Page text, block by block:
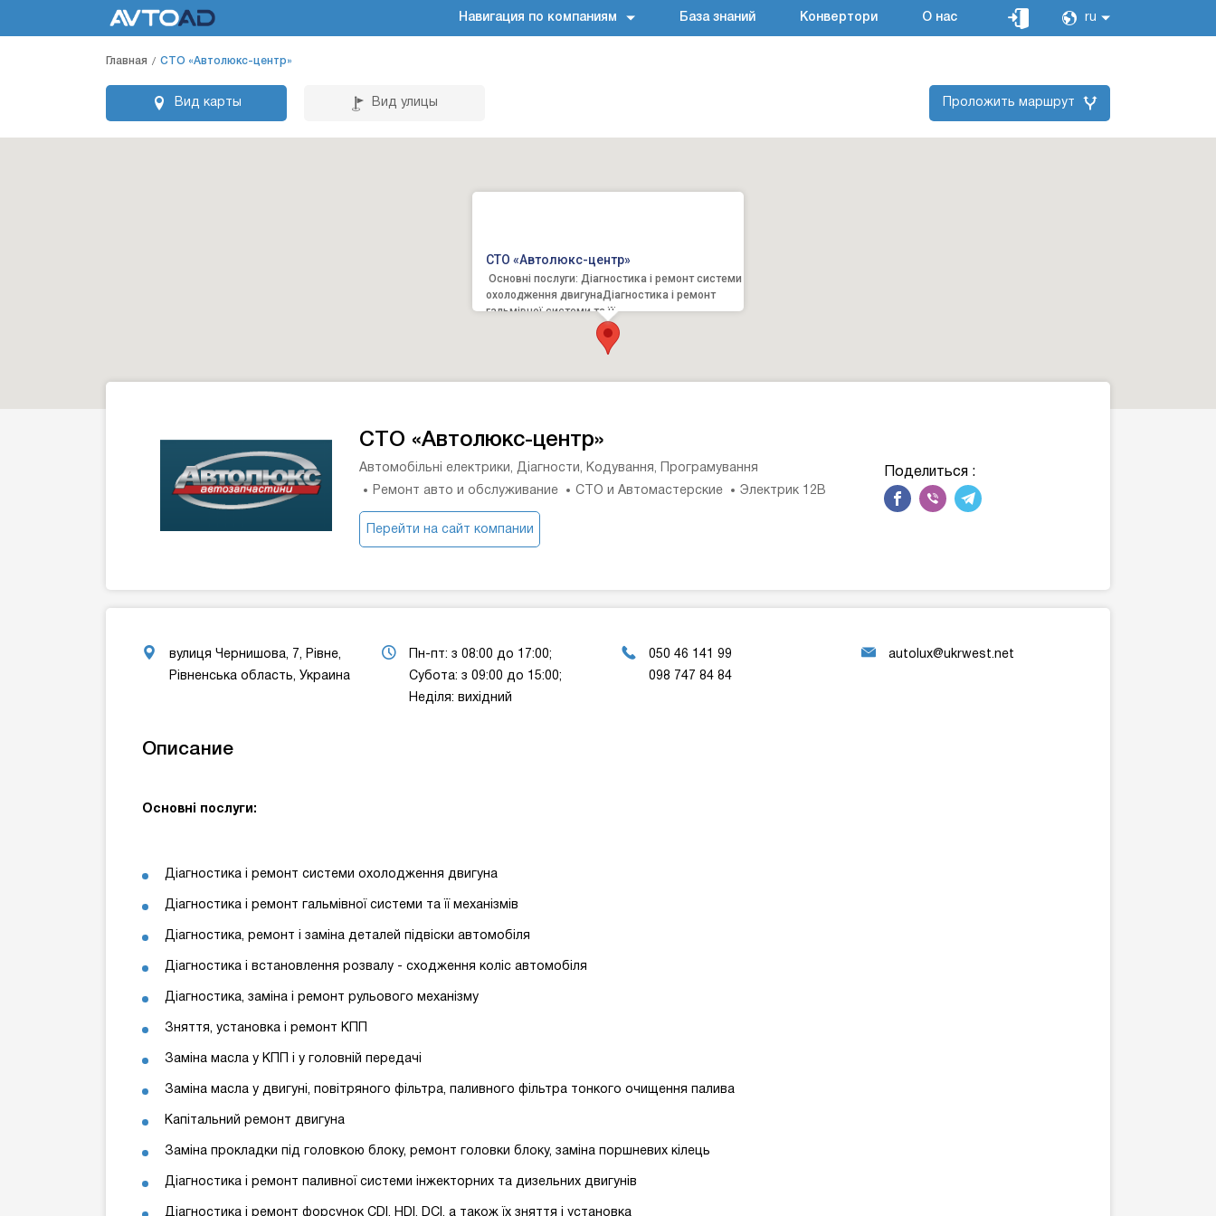
Навигация по компаниям База знаний Конвертори О нас ru
Главная СТО «Автолюкс-центр»
Вид карты Вид улицы Проложить маршрут
СТО «Автолюкс-центр»
Основні послуги: Діагностика і ремонт системи
охолодження двигунаДіагностика і ремонт
гальмівної системи та її
механізмівДіагностика, ре...
СТО «Автолюкс-центр»
Автомобільні електрики, Діагности, Кодування, Програмування
Ремонт авто и обслуживание
СТО и Автомастерские Электрик 12В
Перейти на сайт компании
Поделиться :
вулиця Чернишова, 7, Рівне,
Рівненська область, Украина
Пн-пт: з 08:00 до 17:00;
Субота: з 09:00 до 15:00;
Неділя: вихідний
050 46 141 99
098 747 84 84
autolux@ukrwest.net
Описание
Основні послуги:
Діагностика і ремонт системи охолодження двигуна
Діагностика і ремонт гальмівної системи та її механізмів
Діагностика, ремонт і заміна деталей підвіски автомобіля
Діагностика і встановлення розвалу - сходження коліс автомобіля
Діагностика, заміна і ремонт рульового механізму
Зняття, установка і ремонт КПП
Заміна масла у КПП і у головній передачі
Заміна масла у двигуні, повітряного фільтра, паливного фільтра тонкого очищення палива
Капітальний ремонт двигуна
Заміна прокладки під головкою блоку, ремонт головки блоку, заміна поршневих кілець
Діагностика і ремонт паливної системи інжекторних та дизельних двигунів
Діагностика і ремонт форсунок СDІ, НDІ, DСІ, а також їх зняття і установка